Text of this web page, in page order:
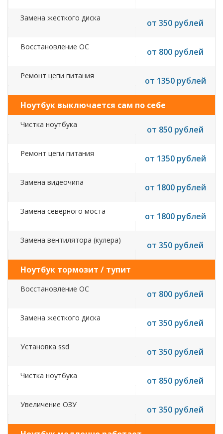
Замена жесткого диска от 350 рублей
Восстановление ОС от 800 рублей
Ремонт цепи питания от 1350 рублей
Ноутбук выключается сам по себе
Чистка ноутбука от 850 рублей
Ремонт цепи питания от 1350 рублей
Замена видеочипа от 1800 рублей
Замена северного моста от 1800 рублей
Замена вентилятора (кулера) от 350 рублей
Ноутбук тормозит / тупит
Восстановление ОС от 800 рублей
Замена жесткого диска от 350 рублей
Установка ssd от 350 рублей
Чистка ноутбука от 850 рублей
Увеличение ОЗУ от 350 рублей